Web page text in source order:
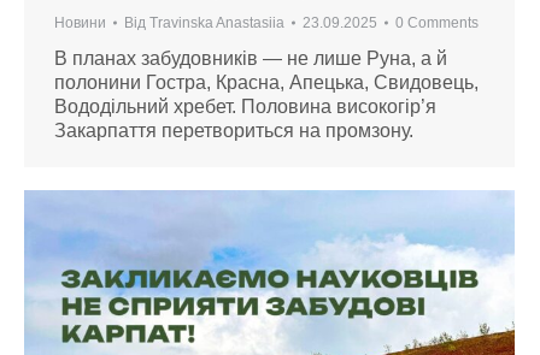
Новини Від Travinska Anastasiia 23.09.2025 0 Comments
В планах забудовників — не лише Руна, а й
полонини Гостра, Красна, Апецька, Свидовець,
Вододільний хребет. Половина високогір’я
Закарпаття перетвориться на промзону.